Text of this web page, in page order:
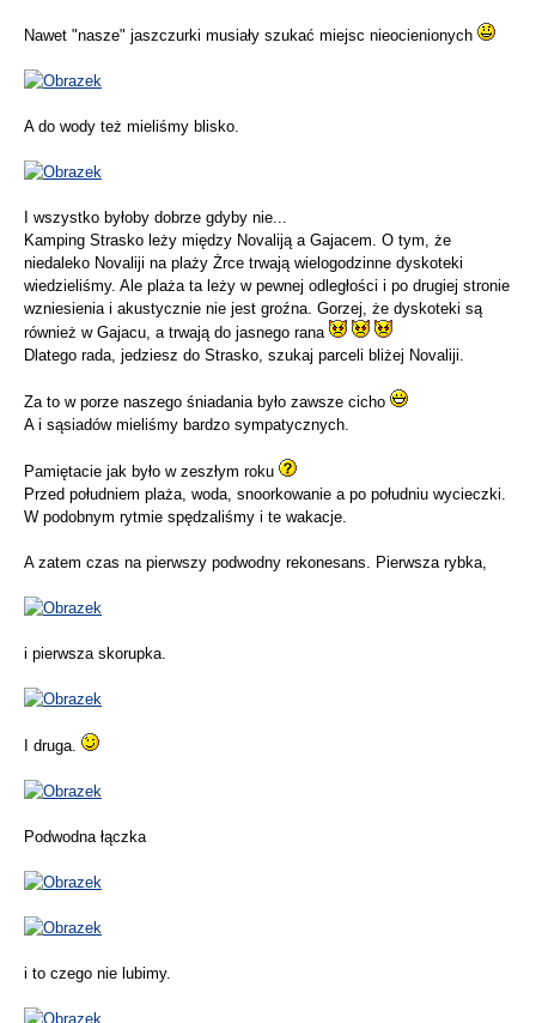
Nawet "nasze" jaszczurki musiały szukać miejsc nieocienionych
A do wody też mieliśmy blisko.
I wszystko byłoby dobrze gdyby nie...
Kamping Strasko leży między Novaliją a Gajacem. O tym, że
niedaleko Novaliji na plaży Żrce trwają wielogodzinne dyskoteki
wiedzieliśmy. Ale plaża ta leży w pewnej odległości i po drugiej stronie
wzniesienia i akustycznie nie jest groźna. Gorzej, że dyskoteki są
również w Gajacu, a trwają do jasnego rana
Dlatego rada, jedziesz do Strasko, szukaj parceli bliżej Novaliji.
Za to w porze naszego śniadania było zawsze cicho
A i sąsiadów mieliśmy bardzo sympatycznych.
Pamiętacie jak było w zeszłym roku
Przed południem plaża, woda, snoorkowanie a po południu wycieczki.
W podobnym rytmie spędzaliśmy i te wakacje.
A zatem czas na pierwszy podwodny rekonesans. Pierwsza rybka,
i pierwsza skorupka.
I druga.
Podwodna łączka
i to czego nie lubimy.